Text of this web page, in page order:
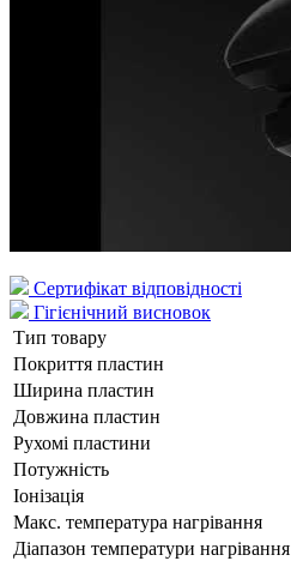
Сертифікат відповідності
Гігієнічний висновок
Тип товару
Покриття пластин
Ширина пластин
Довжина пластин
Рухомі пластини
Потужність
Іонізація
Макс. температура нагрівання
Діапазон температури нагрівання